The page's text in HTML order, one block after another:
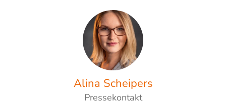
Alina Scheipers
Pressekontakt